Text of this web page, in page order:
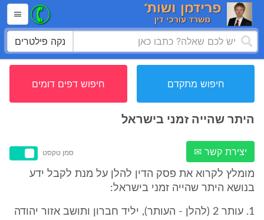
נקה פילטרים
חיפוש מתקדם חיפוש דפים דומים
היתר שהייה זמני בישראל
יצירת קשר ✉ סמן טקסט
מומלץ לקרוא את פסק הדין להלן על מנת לקבל ידע
בנושא היתר שהייה זמני בישראל:
1. עותר 2 (להלן - העותר), יליד חברון ותושב אזור יהודה